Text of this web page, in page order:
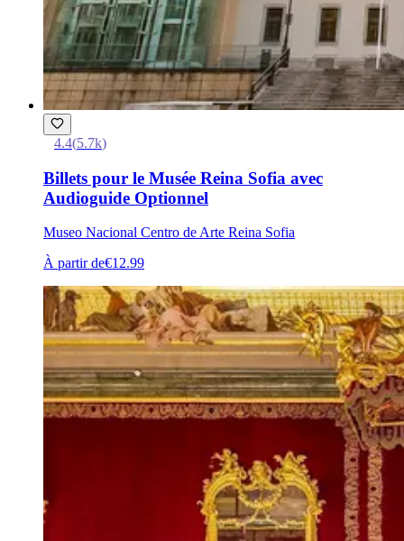
4.4(5.7k)
Billets pour le Musée Reina Sofia avec
Audioguide Optionnel
Museo Nacional Centro de Arte Reina Sofia
À partir de€12.99